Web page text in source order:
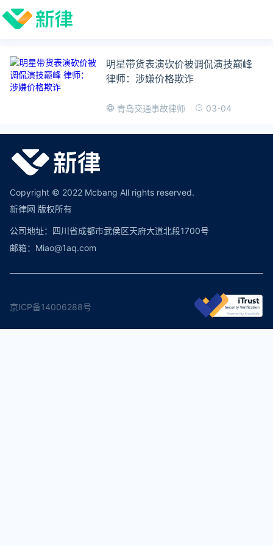
明星带货表演砍价被调侃演技巅峰
律师：涉嫌价格欺诈
青岛交通事故律师 03-04
Copyright © 2022 Mcbang All rights reserved.
新律网 版权所有
公司地址：四川省成都市武侯区天府大道北段1700号
邮箱：Miao@1aq.com
京ICP备14006288号